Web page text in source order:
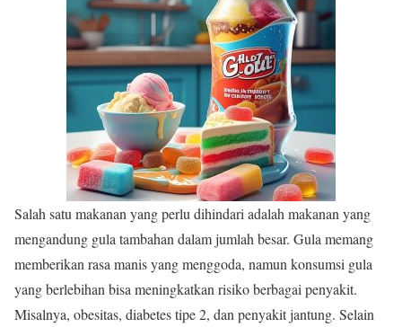
Salah satu makanan yang perlu dihindari adalah makanan yang
mengandung gula tambahan dalam jumlah besar. Gula memang
memberikan rasa manis yang menggoda, namun konsumsi gula
yang berlebihan bisa meningkatkan risiko berbagai penyakit.
Misalnya, obesitas, diabetes tipe 2, dan penyakit jantung. Selain